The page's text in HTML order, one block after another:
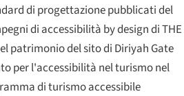
di progettazione pubblicati del
di accessibilità by design di THE
patrimonio del sito di Diriyah Gate
per l'accessibilità nel turismo nel
di turismo accessibile